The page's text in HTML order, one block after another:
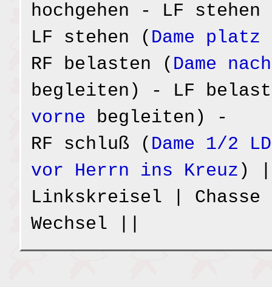
hochgehen - LF
LF stehen ( Dame
RF belasten ( Dame
begleiten) - LF
vorne begleiten) -
RF schluß ( Dame 1/2
vor Herrn ins Kreuz ) |
Linkskreisel |
Wechsel ||